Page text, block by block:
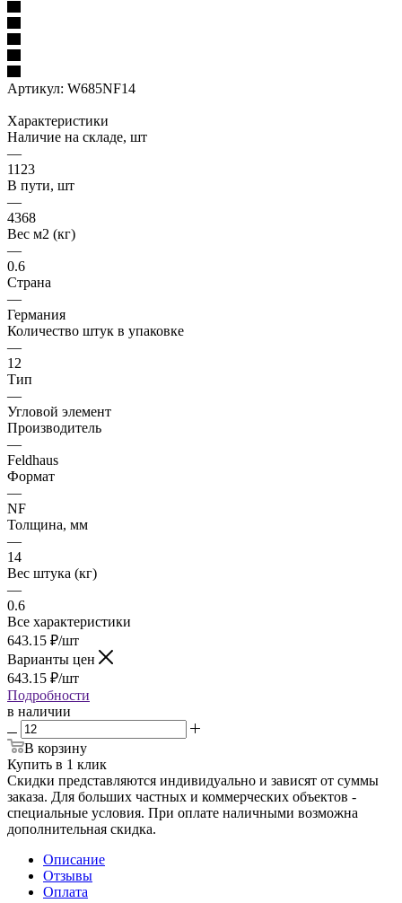
Артикул: W685NF14
Характеристики
Наличие на складе, шт
—
1123
В пути, шт
—
4368
Вес м2 (кг)
—
0.6
Страна
—
Германия
Количество штук в упаковке
—
12
Тип
—
Угловой элемент
Производитель
—
Feldhaus
Формат
—
NF
Толщина, мм
—
14
Вес штука (кг)
—
0.6
Все характеристики
643.15 ₽/шт
Варианты цен
643.15 ₽/шт
Подробности
в наличии
В корзину
Купить в 1 клик
Скидки представляются индивидуально и зависят от суммы
заказа. Для больших частных и коммерческих объектов -
специальные условия. При оплате наличными возможна
дополнительная скидка.
Описание
Отзывы
Оплата